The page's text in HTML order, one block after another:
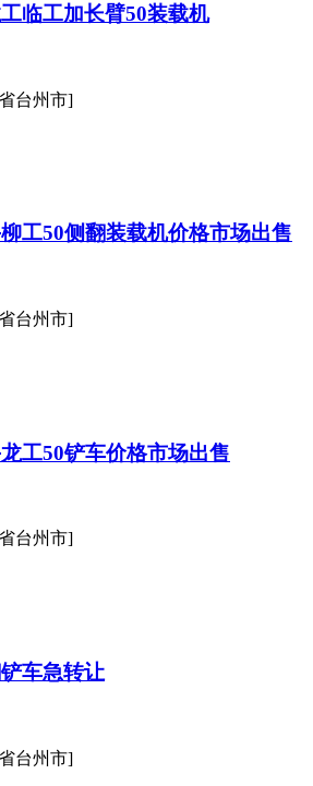
临工加长臂50装载机
台州市]
工50侧翻装载机价格市场出售
台州市]
工50铲车价格市场出售
台州市]
车急转让
台州市]